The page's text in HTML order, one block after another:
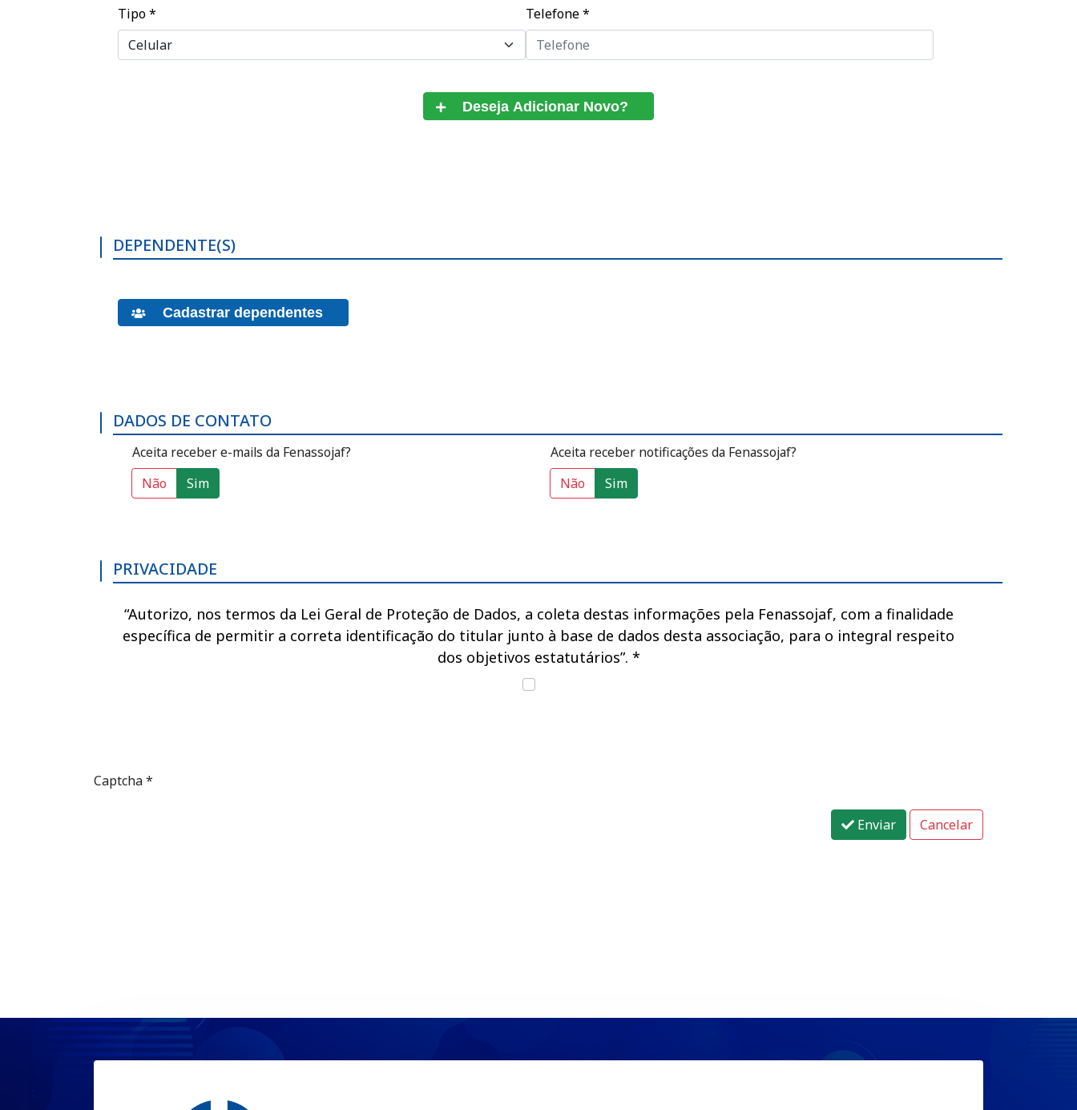
Tipo* Telefone*
DEPENDENTE(S)
DADOS DE CONTATO
Aceita receber e-mails da Fenassojaf?
Aceita receber e-mails da Fenassojaf?
Não Sim
Aceita receber notificações da Fenassojaf?
Aceita receber notificações da Fenassojaf?
Não Sim
PRIVACIDADE
“Autorizo, nos termos da Lei Geral de Proteção de Dados, a coleta destas informações pela Fenassojaf, com a finalidade
específica de permitir a correta identificação do titular junto à base de dados desta associação, para o integral respeito
dos objetivos estatutários”. *
Captcha*
Enviar Cancelar